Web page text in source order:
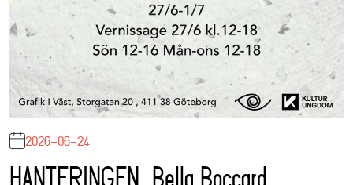
2026-06-24
HANTERINGEN, Bella Boccard